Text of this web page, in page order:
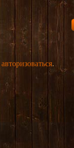
авторизоваться.